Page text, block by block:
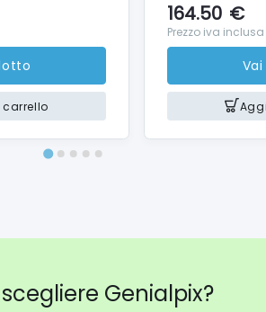
164.50 €
Prezzo iva inclusa
Genialpix?